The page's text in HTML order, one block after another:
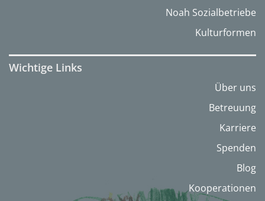
Noah Sozialbetriebe
Kulturformen
Wichtige Links
Über uns
Betreuung
Karriere
Spenden
Blog
Kooperationen